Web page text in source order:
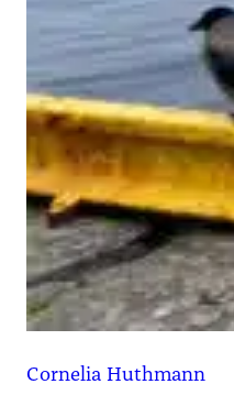
Cornelia Huthmann